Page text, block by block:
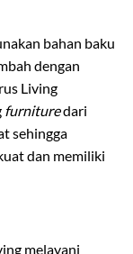
bahan baku
dengan
Living
furnituredari
sehingga
dan memiliki
melayani